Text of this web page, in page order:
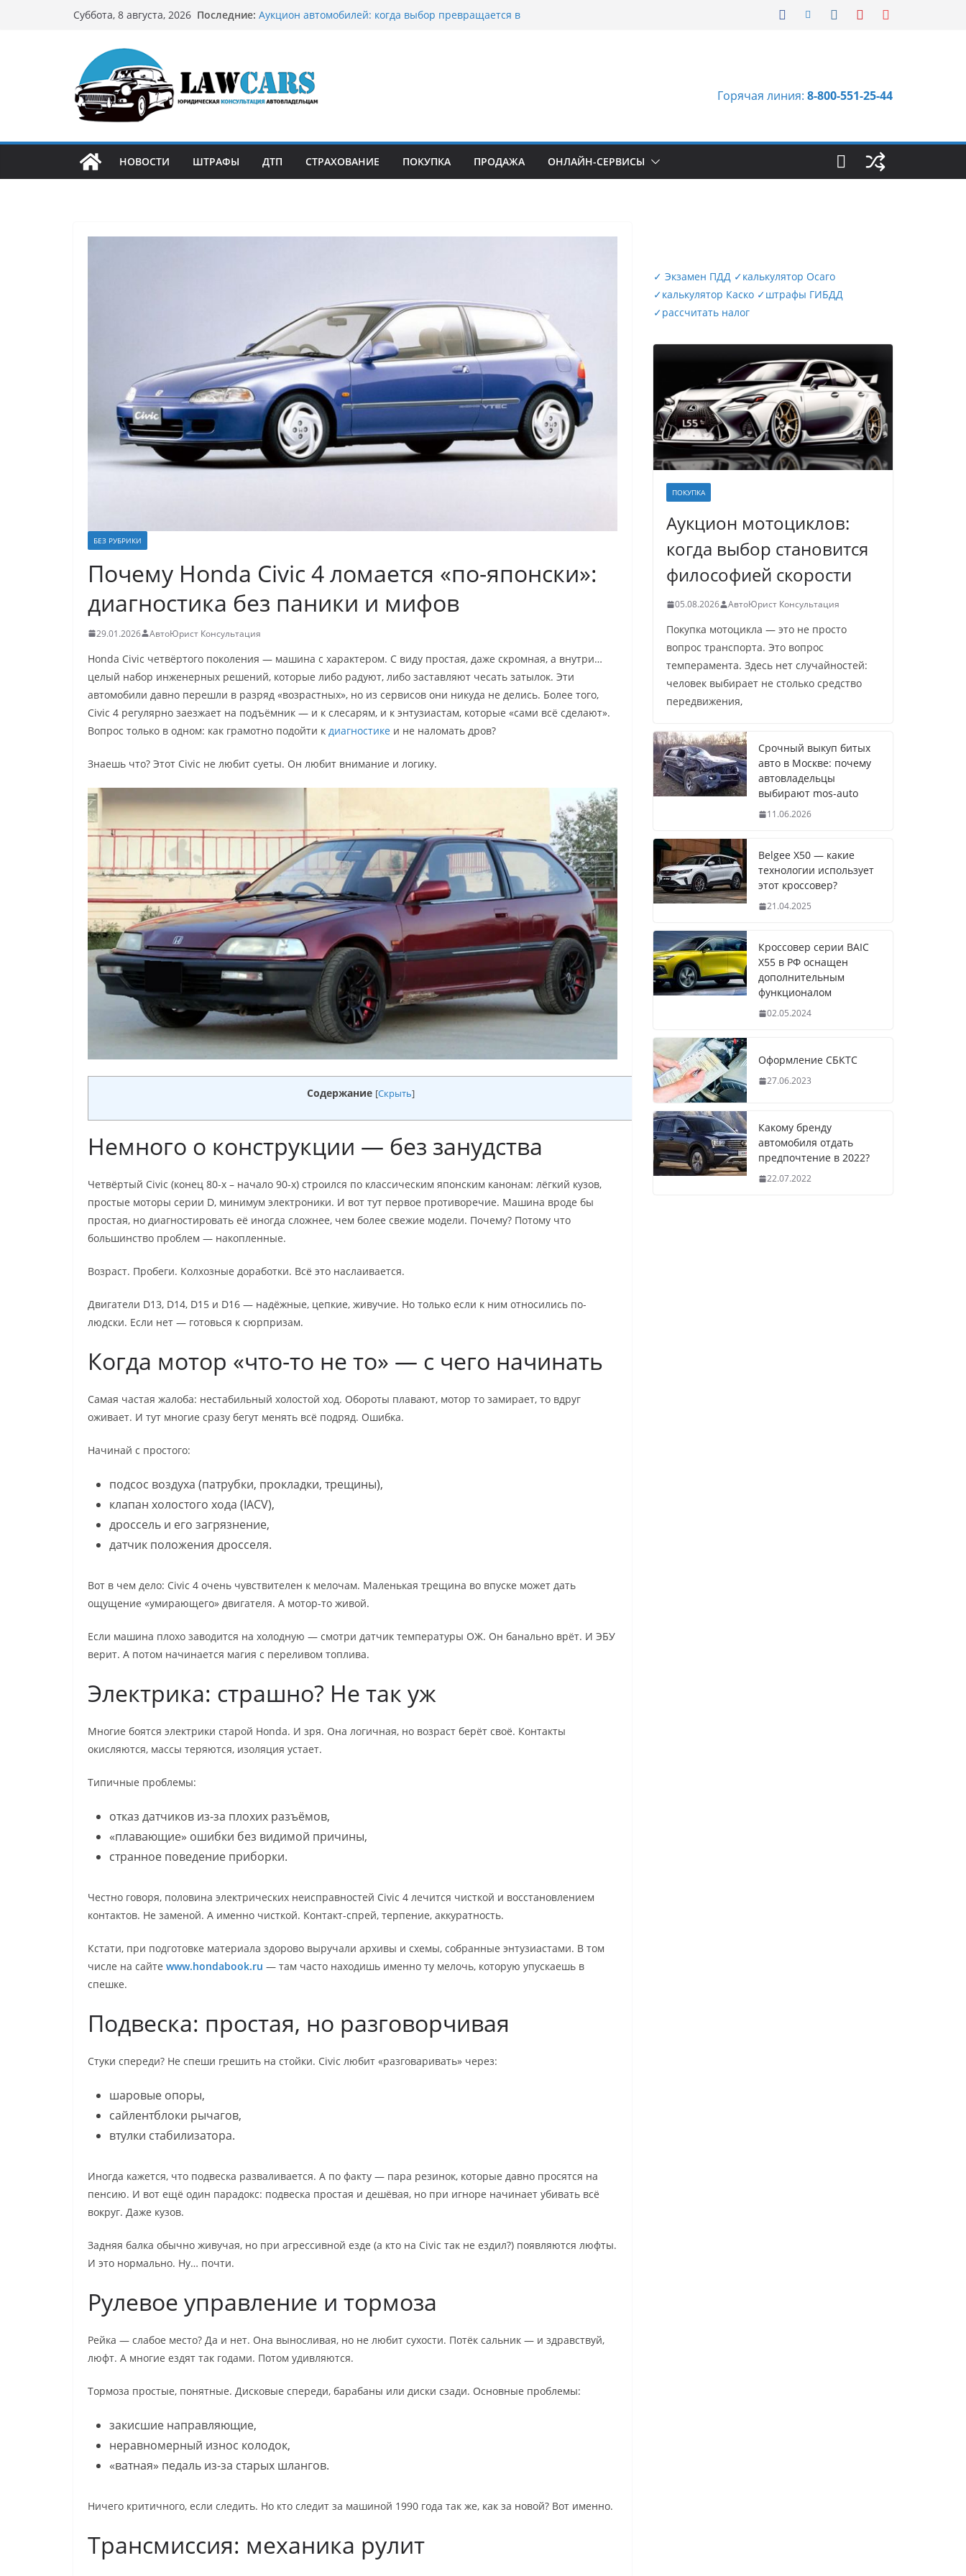
Суббота, 8 августа, 2026 Последние: Аукцион автомобилей: когда выбор превращается в
Срочный выкуп битых авто в Москве: почему
автовладельцы выбирают mos-auto
Бриллиантовые серьги: вечная классика или
может подойти
Горячая линия: 8-800-551-25-44
НОВОСТИ ШТРАФЫ ДТП СТРАХОВАНИЕ ПОКУПКА ПРОДАЖА ОНЛАЙН-СЕРВИСЫ
БЕЗ РУБРИКИ
Почему Honda Civic 4 ломается «по-японски»:
диагностика без паники и мифов
29.01.2026 АвтоЮрист Консультация
Honda Civic четвёртого поколения — машина с характером. С виду простая, даже скромная, а внутри…
целый набор инженерных решений, которые либо радуют, либо заставляют чесать затылок. Эти
автомобили давно перешли в разряд «возрастных», но из сервисов они никуда не делись. Более того,
Civic 4 регулярно заезжает на подъёмник — и к слесарям, и к энтузиастам, которые «сами всё сделают».
Вопрос только в одном: как грамотно подойти к диагностике и не наломать дров?
Знаешь что? Этот Civic не любит суеты. Он любит внимание и логику.
Содержание [Скрыть]
Немного о конструкции — без занудства
Четвёртый Civic (конец 80-х – начало 90-х) строился по классическим японским канонам: лёгкий кузов,
простые моторы серии D, минимум электроники. И вот тут первое противоречие. Машина вроде бы
простая, но диагностировать её иногда сложнее, чем более свежие модели. Почему? Потому что
большинство проблем — накопленные.
Возраст. Пробеги. Колхозные доработки. Всё это наслаивается.
Двигатели D13, D14, D15 и D16 — надёжные, цепкие, живучие. Но только если к ним относились по-
людски. Если нет — готовься к сюрпризам.
Когда мотор «что-то не то» — с чего начинать
Самая частая жалоба: нестабильный холостой ход. Обороты плавают, мотор то замирает, то вдруг
оживает. И тут многие сразу бегут менять всё подряд. Ошибка.
Начинай с простого:
подсос воздуха (патрубки, прокладки, трещины),
клапан холостого хода (IACV),
дроссель и его загрязнение,
датчик положения дросселя.
Вот в чем дело: Civic 4 очень чувствителен к мелочам. Маленькая трещина во впуске может дать
ощущение «умирающего» двигателя. А мотор-то живой.
Если машина плохо заводится на холодную — смотри датчик температуры ОЖ. Он банально врёт. И ЭБУ
верит. А потом начинается магия с переливом топлива.
Электрика: страшно? Не так уж
Многие боятся электрики старой Honda. И зря. Она логичная, но возраст берёт своё. Контакты
окисляются, массы теряются, изоляция устает.
Типичные проблемы:
отказ датчиков из-за плохих разъёмов,
«плавающие» ошибки без видимой причины,
странное поведение приборки.
Честно говоря, половина электрических неисправностей Civic 4 лечится чисткой и восстановлением
контактов. Не заменой. А именно чисткой. Контакт-спрей, терпение, аккуратность.
Кстати, при подготовке материала здорово выручали архивы и схемы, собранные энтузиастами. В том
числе на сайте www.hondabook.ru — там часто находишь именно ту мелочь, которую упускаешь в
спешке.
Подвеска: простая, но разговорчивая
Стуки спереди? Не спеши грешить на стойки. Civic любит «разговаривать» через:
шаровые опоры,
сайлентблоки рычагов,
втулки стабилизатора.
Иногда кажется, что подвеска разваливается. А по факту — пара резинок, которые давно просятся на
пенсию. И вот ещё один парадокс: подвеска простая и дешёвая, но при игноре начинает убивать всё
вокруг. Даже кузов.
Задняя балка обычно живучая, но при агрессивной езде (а кто на Civic так не ездил?) появляются люфты.
И это нормально. Ну… почти.
Рулевое управление и тормоза
Рейка — слабое место? Да и нет. Она выносливая, но не любит сухости. Потёк сальник — и здравствуй,
люфт. А многие ездят так годами. Потом удивляются.
Тормоза простые, понятные. Дисковые спереди, барабаны или диски сзади. Основные проблемы:
закисшие направляющие,
неравномерный износ колодок,
«ватная» педаль из-за старых шлангов.
Ничего критичного, если следить. Но кто следит за машиной 1990 года так же, как за новой? Вот именно.
Трансмиссия: механика рулит
✓ Экзамен ПДД ✓калькулятор Осаго
✓калькулятор Каско ✓штрафы ГИБДД
✓рассчитать налог
ПОКУПКА
Аукцион мотоциклов:
когда выбор становится
философией скорости
05.08.2026 АвтоЮрист Консультация
Покупка мотоцикла — это не просто
вопрос транспорта. Это вопрос
темперамента. Здесь нет случайностей:
человек выбирает не столько средство
передвижения,
Срочный выкуп битых
авто в Москве: почему
автовладельцы
выбирают mos-auto
11.06.2026
Belgee X50 — какие
технологии использует
этот кроссовер?
21.04.2025
Кроссовер серии BAIC
X55 в РФ оснащен
дополнительным
функционалом
02.05.2024
Оформление СБКТС
27.06.2023
Какому бренду
автомобиля отдать
предпочтение в 2022?
22.07.2022